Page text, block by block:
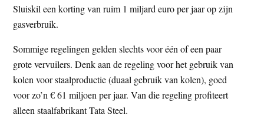
Sluiskil een korting van ruim 1 miljard euro per jaar op zijn
gasverbruik.
Sommige regelingen gelden slechts voor één of een paar
grote vervuilers. Denk aan de regeling voor het gebruik van
kolen voor staalproductie (duaal gebruik van kolen), goed
voor zo’n € 61 miljoen per jaar. Van die regeling profiteert
alleen staalfabrikant Tata Steel.